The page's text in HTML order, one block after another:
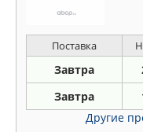
Поставка
Завтра
Завтра
Другие